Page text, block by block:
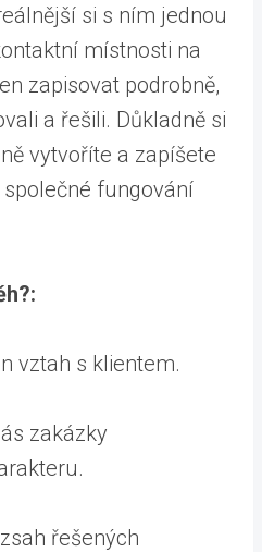
si s ním jednou
místnosti na
zapisovat podrobně,
a řešili. Důkladně si
vytvoříte a zapíšete
fungování
s klientem.
zakázky
řešených